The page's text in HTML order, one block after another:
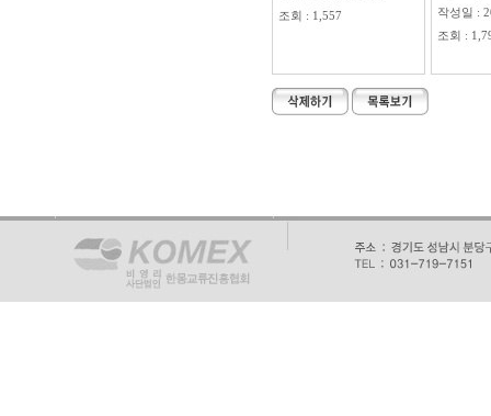
조회 : 1,557
작성일 :
조회 :